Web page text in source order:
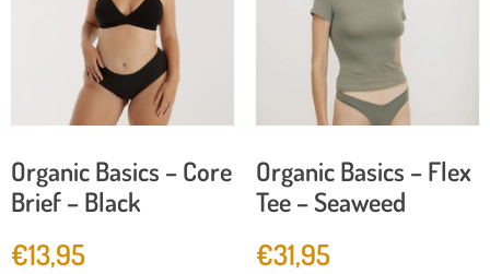
Organic Basics – Core
Brief – Black
€13,95
Organic Basics – Flex
Tee – Seaweed
€31,95